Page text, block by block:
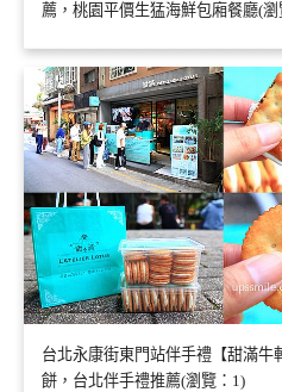
薦，桃園平價生猛海鮮包廂餐廳(瀏
台北永康街東門站伴手禮【甜滿
餅，台北伴手禮推薦(瀏覽：1)